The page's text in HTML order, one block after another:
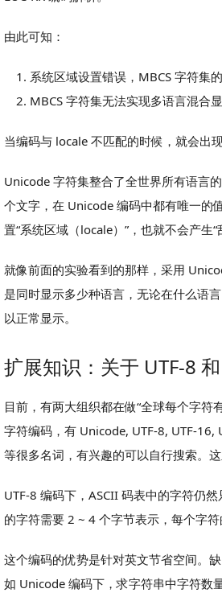
由此可知：
系统区域设置错误，MBCS 字符集
MBCS 字符集无法实现多语言混合显
当编码与 locale 不匹配的时候，就会出现
Unicode 字符集整合了全世界所有语言
个文字，在 Unicode 编码中都有唯一的
置“系统区域（locale）”，也就不会产生“
就像前面的实验看到的那样，采用
是同时显示多少种语言，无论在什么语
以正常显示。
扩展知识：关于 UTF-8
目前，有两大组织都在做“全球每个字符
字符编码，有 Unicode, UTF-8, UTF-16,
等很多名词，有兴趣的可以自行搜索。这
UTF-8 编码下，ASCII 码表中的字符仍
的字符需要 2 ~ 4 个字节表示，每个字符
这个编码的优势是针对英文节省空间。
如 Unicode 编码下，求字符串中字符数